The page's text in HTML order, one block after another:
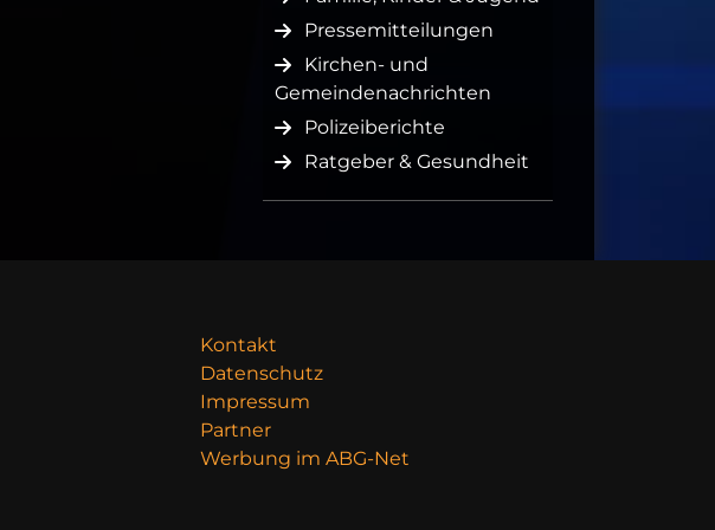
Pressemitteilungen
Kirchen- und
Gemeindenachrichten
Polizeiberichte
Ratgeber & Gesundheit
Kontakt
Datenschutz
Impressum
Partner
Werbung im ABG-Net